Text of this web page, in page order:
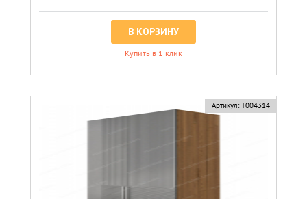
В КОРЗИНУ
Купить в 1 клик
Артикул: Т004314